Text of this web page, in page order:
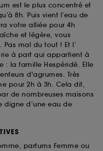
est le plus concentré et
8h. Puis vient l’eau de
votre alliée pour 4h
et légère, vous
mal du tout ! Et l’
à part qui appartient à
: la famille Hespéridé. Elle
d'agrumes. Très
pour 2h à 3h. Cela dit,
de nombreuses maisons
digne d’une eau de
parfums Femme ou